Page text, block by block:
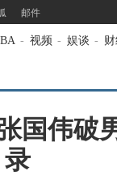
邮件
- 视频 - 娱谈 -
国伟破
录